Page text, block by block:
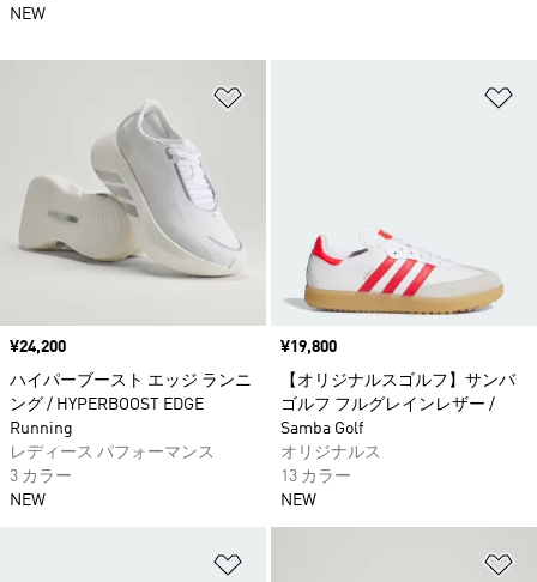
価格
¥24,200
ハイパーブースト エッジ ランニ
ング / HYPERBOOST EDGE
Running
レディース パフォーマンス
3 カラー
NEW
価格
¥19,800
【オリジナルスゴルフ】サンバ
ゴルフ フルグレインレザー /
Samba Golf
オリジナルス
13 カラー
NEW
NEW